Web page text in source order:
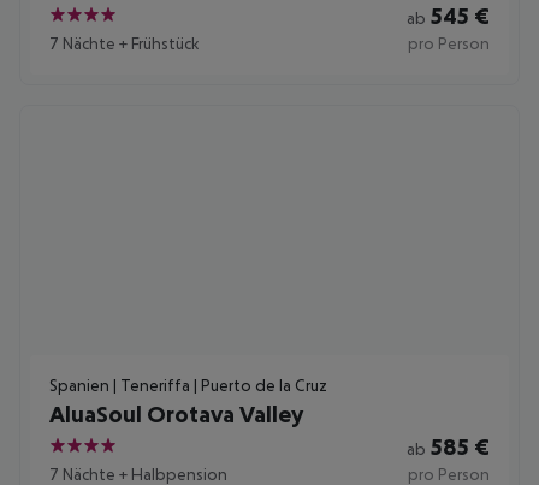
4
7 Nächte + Frühstück
ab 545 €
pro Person
Spanien | Teneriffa | Puerto de la Cruz
AluaSoul Orotava Valley
4
7 Nächte + Halbpension
ab 585 €
pro Person